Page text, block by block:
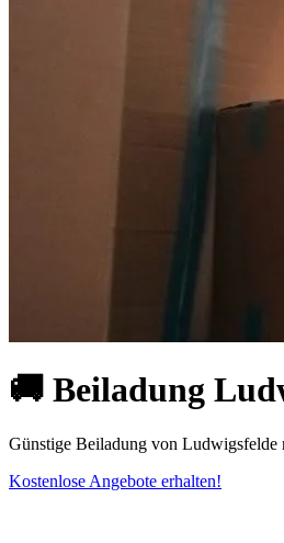
🚚 Beiladung
Günstige Beiladung von Ludwigsfelde
Kostenlose Angebote erhalten!